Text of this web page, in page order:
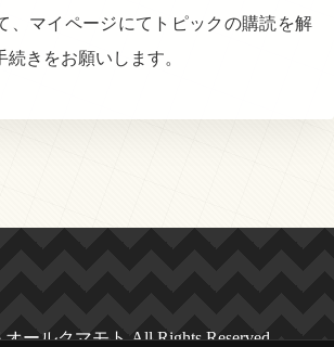
、マイページにてトピックの購読を解
きをお願いします。
オールクマモト All Rights Reserved.